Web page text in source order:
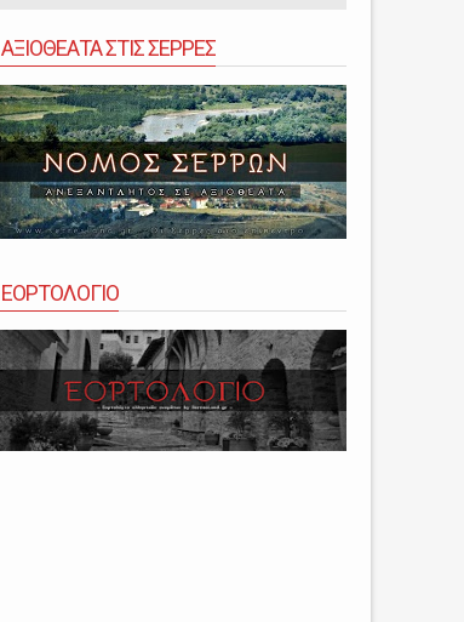
ΑΞΙΟΘΕΑΤΑ ΣΤΙΣ ΣΕΡΡΕΣ
ΕΟΡΤΟΛΟΓΙΟ